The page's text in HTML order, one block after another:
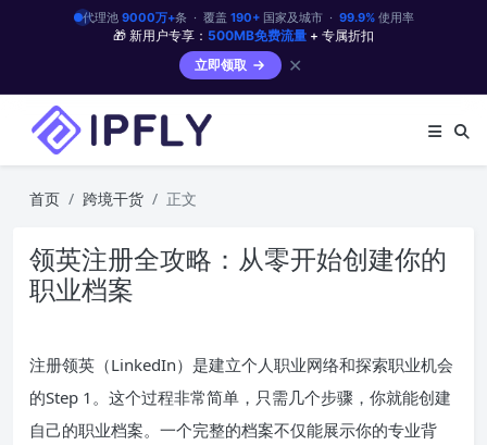
代理池 9000万+条 · 覆盖 190+国家及城市 · 99.9%使用率
🎁 新用户专享： 500MB免费流量 + 专属折扣
立即领取
✕
首页 跨境干货 正文
领英注册全攻略：从零开始创建你的
职业档案
注册领英（LinkedIn）是建立个人职业网络和探索职业机会
的Step 1。这个过程非常简单，只需几个步骤，你就能创建
自己的职业档案。一个完整的档案不仅能展示你的专业背